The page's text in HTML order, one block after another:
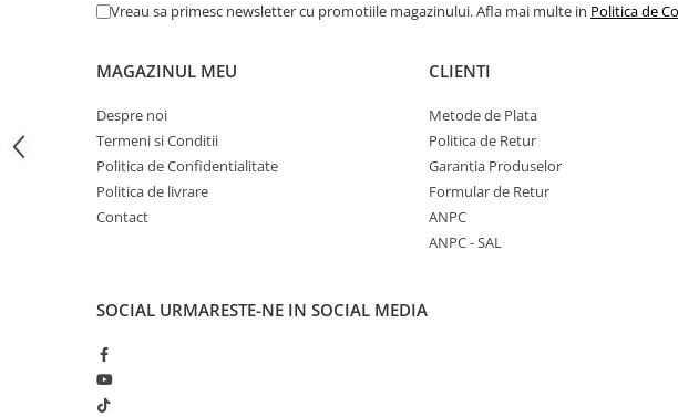
Hartie si Accesorii
Organizare si Arhivare
Seturi birotica
Articole scolare
Caiete si Carnetele scolare
Instrumente si Truse Geometrie
Seturi scolare
Consumabile & Accesorii
Vreau sa primesc newsletter cu promotiile magazinului. Afla mai multe in Politica de
MAGAZINUL MEU
Despre noi
Termeni si Conditii
Politica de Confidentialitate
Politica de livrare
Contact
CLIENTI
Metode de Plata
Politica de Retur
Garantia Produselor
Formular de Retur
ANPC
ANPC - SAL
SOCIAL URMARESTE-NE IN SOCIAL MEDIA